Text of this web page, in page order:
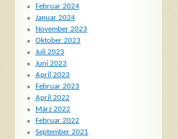
Februar 2024
Januar 2024
November 2023
Oktober 2023
Juli 2023
Juni 2023
April 2023
Februar 2023
April 2022
März 2022
Februar 2022
September 2021